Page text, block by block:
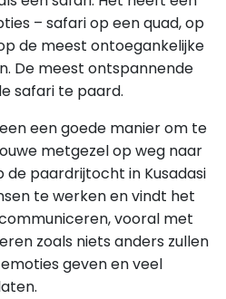
– safari op een quad, op
de meest ontoegankelijke
De meest ontspannende
safari te paard.
een goede manier om te
metgezel op weg naar
de paardrijtocht in Kusadasi
te werken en vindt het
vooral met
zoals niets anders zullen
geven en veel